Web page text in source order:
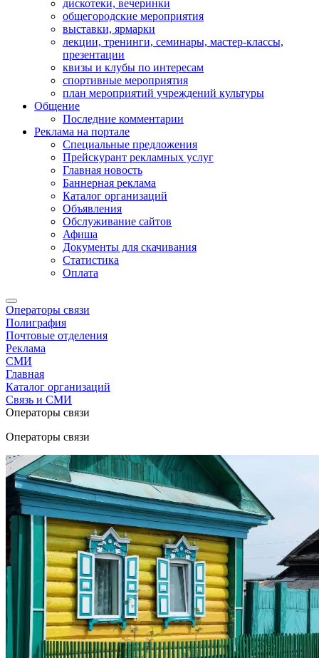
дискотеки, вечеринки
общегородские мероприятия
выставки, ярмарки
лекции, тренинги, семинары, мастер-классы,
презентации
квизы и клубы по интересам
спортивные мероприятия
план мероприятий учреждений культуры
Общение
Последние комментарии
Реклама на портале
Специальные предложения
Прейскурант рекламных услуг
Главная новость
Баннерная реклама
Каталог организаций
Объявления
Обслуживание сайтов
Афиша
Документы для скачивания
Статистика
Оплата
Операторы связи
Полиграфия
Почтовые отделения
Реклама
СМИ
Главная
Каталог организаций
Связь и СМИ
Операторы связи
Операторы связи